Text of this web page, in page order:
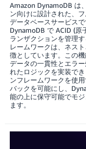
Amazon DynamoDB は
ン向けに設計された、
データベースサービス
DynamoDB で ACID (原
ランザクションを管理
レームワークは、ネス
徴としています。この
データの一貫性とエラ
れたロジックを実装で
ンフレームワークを使
バックを可能にし、
能の上に保守可能でモ
ます。